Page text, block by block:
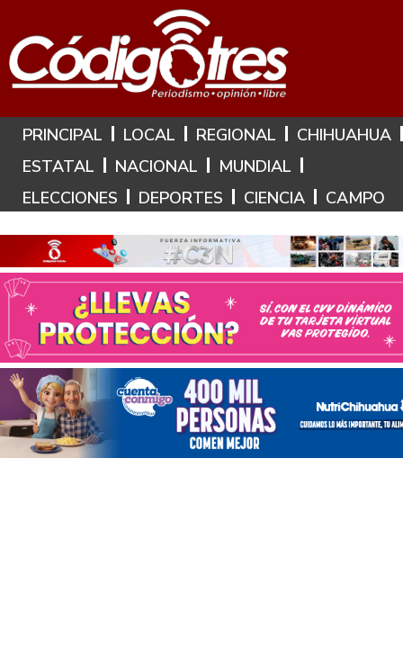
Hoy es: 6 de Agosto de 2026
PRINCIPAL LOCAL REGIONAL
CHIHUAHUA
ESTATAL
NACIONAL
MUNDIAL
ELECCIONES
DEPORTES CIENCIA CAMPO